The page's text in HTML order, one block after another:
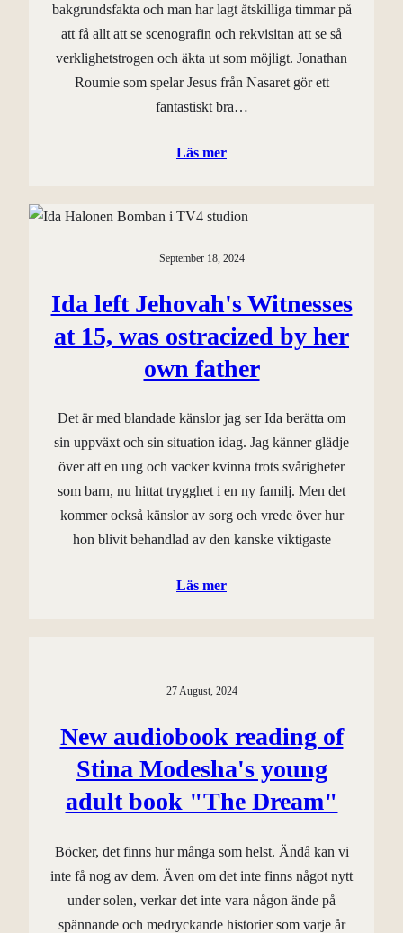
bakgrundsfakta och man har lagt åtskilliga timmar på
att få allt att se scenografin och rekvisitan att se så
verklighetstrogen och äkta ut som möjligt. Jonathan
Roumie som spelar Jesus från Nasaret gör ett
fantastiskt bra…
Läs mer
September 18, 2024
Ida left Jehovah's Witnesses
at 15, was ostracized by her
own father
Det är med blandade känslor jag ser Ida berätta om
sin uppväxt och sin situation idag. Jag känner glädje
över att en ung och vacker kvinna trots svårigheter
som barn, nu hittat trygghet i en ny familj. Men det
kommer också känslor av sorg och vrede över hur
hon blivit behandlad av den kanske viktigaste
Läs mer
27 August, 2024
New audiobook reading of
Stina Modesha's young
adult book "The Dream"
Böcker, det finns hur många som helst. Ändå kan vi
inte få nog av dem. Även om det inte finns något nytt
under solen, verkar det inte vara någon ände på
spännande och medryckande historier som varje år